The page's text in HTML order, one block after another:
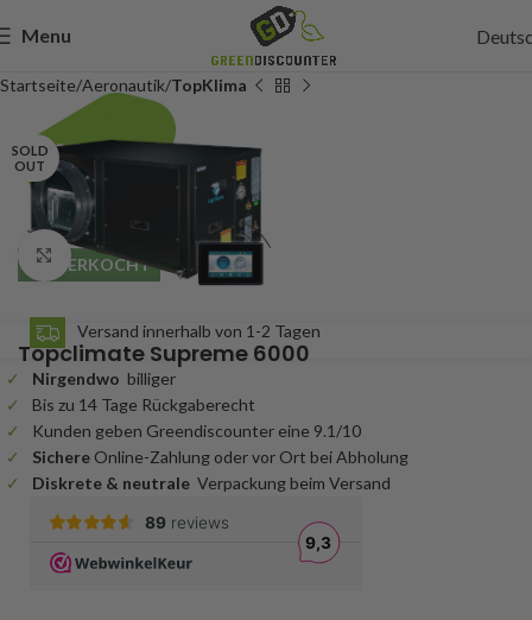
Menu
Startseite Aeronautik TopKlima
SOLD
OUT
Click to enlarge
Topclimate Supreme 6000
2.999,95
Incl. btw
UITVERKOCHT
Versand innerhalb von 1-2 Tagen
Nirgendwo billiger
Bis zu 14 Tage Rückgaberecht
Kunden geben Greendiscounter eine 9.1/10
Sichere Online-Zahlung oder vor Ort bei Abholung
Diskrete & neutrale Verpackung beim Versand